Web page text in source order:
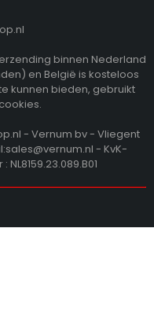
binnen Nederland
en België is kosteloos
kunnen bieden, gebruikt
- Vernum bv - Vliegent
- KvK-